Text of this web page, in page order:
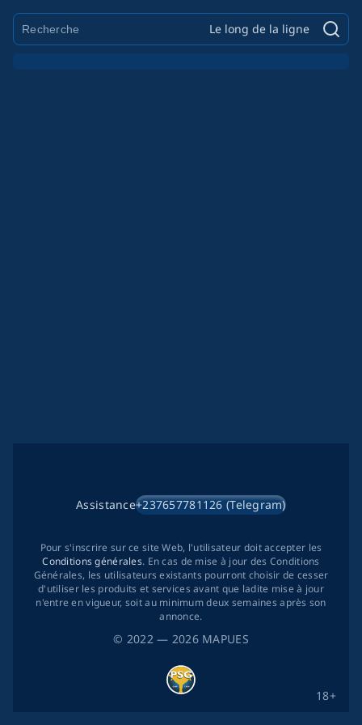
Le long de la ligne
© 2022— 2026 MAPUES
Assistance+237657781126 (Telegram)
18+
Pour s'inscrire sur ce site Web, l'utilisateur doit accepter les
Conditions générales. En cas de mise à jour des Conditions
Générales, les utilisateurs existants pourront choisir de cesser
d'utiliser les produits et services avant que ladite mise à jour
n'entre en vigueur, soit au minimum deux semaines après son
annonce.